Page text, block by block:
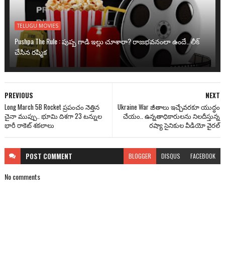
TELUGU MOVIES
Pushpa The Rule : పుష్ప గాడి ఇల్లు చూశారా? రాజభవనంలా ఉందే.. లీక్
చేసిన రష్మిక
NEXT
Ukraine War జీతాలు ఇచ్చేవరకూ యుద్ధం
చేయం.. ఉన్నతాధికారులను నిలదీస్తున్న
రష్యా సైనికుల వీడియో వైరల్
PREVIOUS
Long March 5B Rocket ప్రపంచం నెత్తిన
చైనా ముప్పు.. భూమి దిశగా 23 టన్నుల
భారీ రాకెట్ శకలాలు
POST COMMENT BLOGGER DISQUS FACEBOOK
No comments